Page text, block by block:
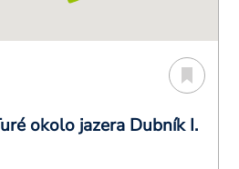
okolo jazera Dubník I.